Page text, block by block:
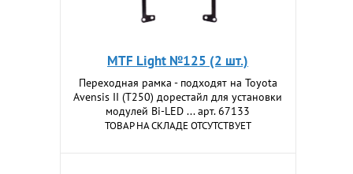
MTF Light №125 (2 шт.)
Переходная рамка - подходят на Toyota
Avensis II (T250) дорестайл для установки
модулей Bi-LED ... арт. 67133
ТОВАР НА СКЛАДЕ ОТСУТСТВУЕТ